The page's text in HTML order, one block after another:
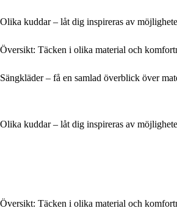
Olika kuddar – låt dig inspireras av
Översikt: Täcken i olika material och
Sängkläder – få en samlad överblick över
Olika kuddar – låt dig inspireras av
Översikt: Täcken i olika material och